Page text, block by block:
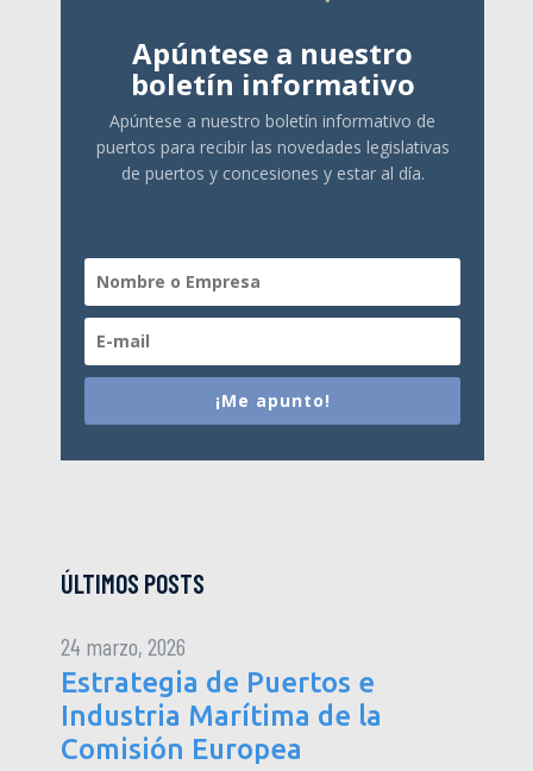
Apúntese a nuestro
boletín informativo
Apúntese a nuestro boletín informativo de
puertos para recibir las novedades legislativas
de puertos y concesiones y estar al día.
¡Me apunto!
ÚLTIMOS POSTS
24 marzo, 2026
Estrategia de Puertos e
Industria Marítima de la
Comisión Europea